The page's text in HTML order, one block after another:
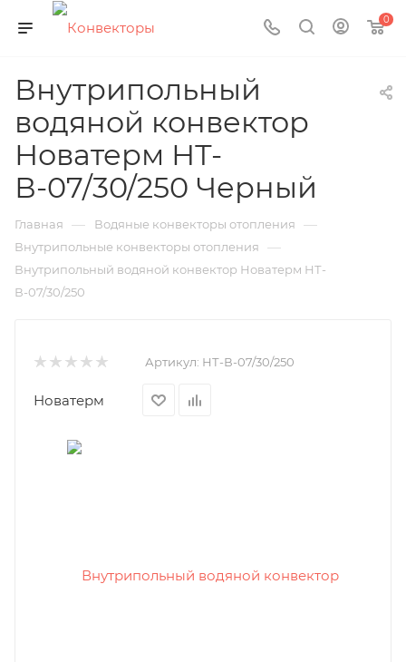
0
Внутрипольный
водяной конвектор
Новатерм НТ-
В-07/30/250 Черный
Главная — Водяные конвекторы отопления —
Внутрипольные конвекторы отопления —
Внутрипольный водяной конвектор Новатерм НТ-
В-07/30/250
Артикул: НТ-В-07/30/250
Новатерм